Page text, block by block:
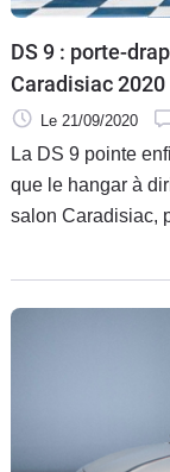
DS 9 : porte-
Caradisiac 2020
Le 21/09/2020
La DS 9 pointe
que le hangar à
salon Caradisiac,